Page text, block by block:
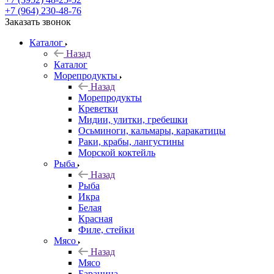
+7 (964) 230-48-76
Заказать звонок
Каталог
Назад
Каталог
Морепродукты
Назад
Морепродукты
Креветки
Мидии, улитки, гребешки
Осьминоги, кальмары, каракатицы
Раки, крабы, лангустины
Морской коктейль
Рыба
Назад
Рыба
Икра
Белая
Красная
Филе, стейки
Мясо
Назад
Мясо